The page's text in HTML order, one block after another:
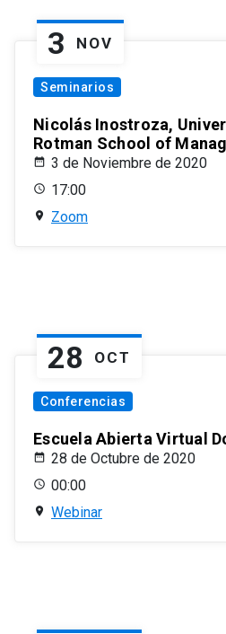
3 NOV
Seminarios
Nicolás Inostroza,
Rotman School of
3 de Noviembre de 2020
17:00
Zoom
28 OCT
Conferencias
Escuela Abierta Virtual
28 de Octubre de 2020
00:00
Webinar